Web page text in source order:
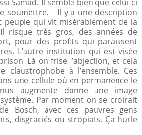
Samad. Il semble bien que celui-ci
soumettre.
Il y a une description
peuple qui vit misérablement de la
risque très gros, des années de
pour des profits qui paraissent
L’autre institution qui est visée
Là on frise l’abjection, et cela
claustrophobe à l’ensemble. Ces
une cellule où en permanence le
augmente donne une image
Par moment on se croirait
Bosch, avec ces pauvres gens
disgraciés ou stropiats. Ça hurle